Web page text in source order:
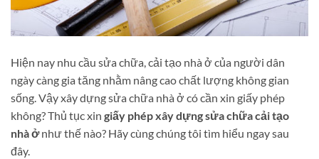
Hiện nay nhu cầu sửa chữa, cải tạo nhà ở của người dân
ngày càng gia tăng nhằm nâng cao chất lượng không gian
sống. Vậy xây dựng sửa chữa nhà ở có cần xin giấy phép
không? Thủ tục xin giấy phép xây dựng sửa chữa cải tạo
nhà ởnhư thế nào? Hãy cùng chúng tôi tìm hiểu ngay sau
đây.